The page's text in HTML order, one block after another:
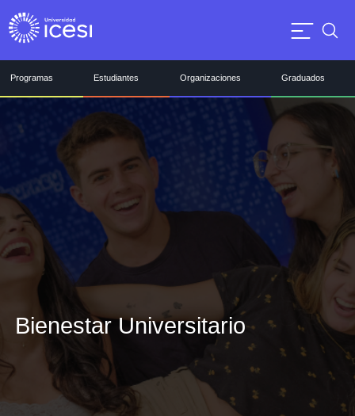
Programas Estudiantes Organizaciones Graduados
Bienestar Universitario